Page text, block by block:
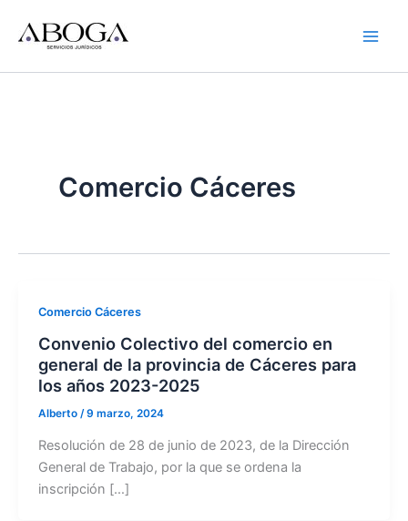
contenido
Comercio Cáceres
Comercio Cáceres
Convenio Colectivo del comercio en
general de la provincia de Cáceres para
los años 2023-2025
Alberto /9 marzo, 2024
Resolución de 28 de junio de 2023, de la Dirección
General de Trabajo, por la que se ordena la
inscripción […]